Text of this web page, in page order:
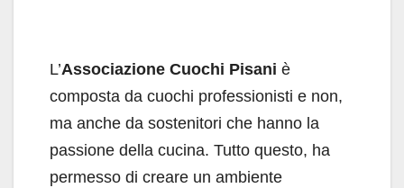
L’Associazione Cuochi Pisani è
composta da cuochi professionisti e non,
ma anche da sostenitori che hanno la
passione della cucina. Tutto questo, ha
permesso di creare un ambiente